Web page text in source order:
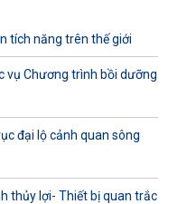
tích năng trên thế giới
vụ Chương trình bồi dưỡng
đại lộ cảnh quan sông
thủy lợi- Thiết bị quan trắc